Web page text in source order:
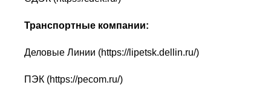
Транспортные компании:
Деловые Линии (https://lipetsk.dellin.ru/)
ПЭК (https://pecom.ru/)